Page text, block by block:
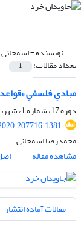
نویسنده =
تعداد مقالات: 1
مبادیِ فلسفیِ
دوره 17، شماره 1، شهریور 1399، صفحه
محمدرضا اسمخانی
مشاهده مقاله
مقالات آماده انتشار